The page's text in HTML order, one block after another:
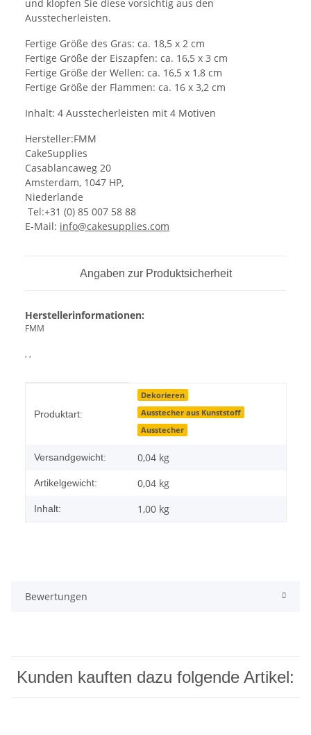
und klopfen Sie diese vorsichtig aus den
Ausstecherleisten.
Fertige Größe des Gras: ca. 18,5 x 2 cm
Fertige Größe der Eiszapfen: ca. 16,5 x 3 cm
Fertige Größe der Wellen: ca. 16,5 x 1,8 cm
Fertige Größe der Flammen: ca. 16 x 3,2 cm
Inhalt: 4 Ausstecherleisten mit 4 Motiven
Hersteller:FMM
CakeSupplies
Casablancaweg 20
Amsterdam, 1047 HP,
Niederlande
Tel:+31 (0) 85 007 58 88
E-Mail: info@cakesupplies.com
Angaben zur Produktsicherheit
Herstellerinformationen:
FMM
, ,
Produktart:
Dekorieren
Ausstecher aus Kunststoff
Ausstecher
Versandgewicht: 0,04 kg
Artikelgewicht: 0,04 kg
Inhalt: 1,00 kg
Bewertungen
Kunden kauften dazu folgende Artikel: